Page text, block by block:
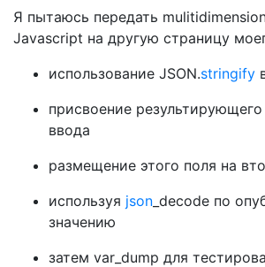
Я пытаюсь передать
Javascript на другую страницу
использование JSON.stringify
присвоение
ввода
размещение этого поля на
используя json _decode по
значению
затем var_dump для